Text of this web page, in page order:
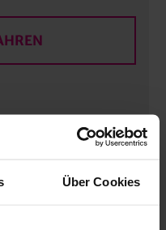
Über Cookies
360-Grad